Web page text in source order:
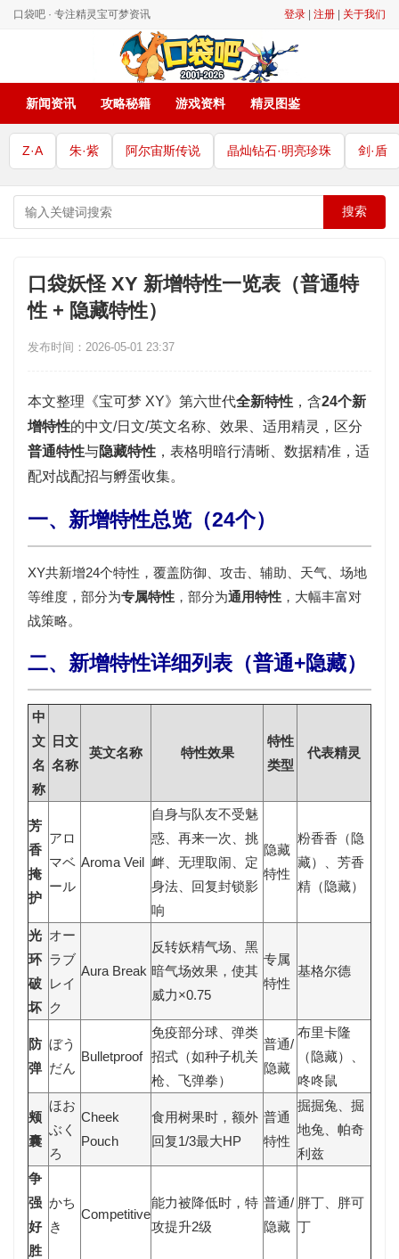
口袋吧 · 专注精灵宝可梦资讯 登录 注册 关于我们
新闻资讯 攻略秘籍 游戏资料 精灵图鉴
Z·A 朱·紫 阿尔宙斯传说 晶灿钻石·明亮珍珠 剑·盾
搜索
口袋妖怪 XY 新增特性一览表（普通特
性 + 隐藏特性）
发布时间：2026-05-01 23:37
本文整理《宝可梦 XY》第六世代全新特性 ，含24个新
增特性的中文/日文/英文名称、效果、适用精灵，区分
普通特性与隐藏特性 ，表格明暗行清晰、数据精准，适
配对战配招与孵蛋收集。
一、新增特性总览（24个）
XY共新增24个特性，覆盖防御、攻击、辅助、天气、场地
等维度，部分为专属特性 ，部分为通用特性 ，大幅丰富对
战策略。
二、新增特性详细列表（普通+隐藏）
中
文
名
称
日文
名称
英文名称 特性效果
特性
类型
代表精灵
芳
香
掩
护
アロ
マベ
ール
Aroma Veil
自身与队友不受魅
惑、再来一次、挑
衅、无理取闹、定
身法、回复封锁影
响
隐藏
特性
粉香香（隐
藏）、芳香
精（隐藏）
光
环
破
坏
オー
ラブ
レイ
ク
Aura Break
反转妖精气场、黑
暗气场效果，使其
威力×0.75
专属
特性
基格尔德
防
弹
ぼう
だん
Bulletproof
免疫部分球、弹类
招式（如种子机关
枪、飞弹拳）
普通/
隐藏
布里卡隆
（隐藏）、
咚咚鼠
颊
囊
ほお
ぶく
ろ
Cheek
Pouch
食用树果时，额外
回复1/3最大HP
普通
特性
掘掘兔、掘
地兔、帕奇
利兹
争
强
好
胜
かち
き
Competitive
能力被降低时，特
攻提升2级
普通/
隐藏
胖丁、胖可
丁